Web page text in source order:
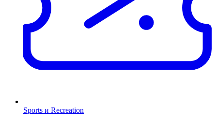
Sports и Recreation